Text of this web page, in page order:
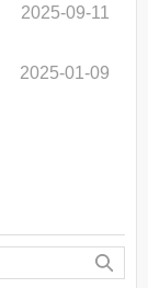
2025-09-11
2025-01-09